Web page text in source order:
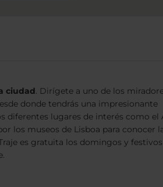
ciudad. Dirígete a uno de los
donde tendrás una impresionante
diferentes lugares de interés como el
los museos de Lisboa para conocer
es gratuita los domingos y festivos